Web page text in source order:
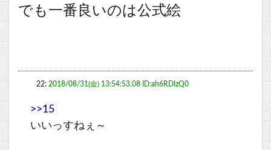
でも一番良いのは公式絵
22: 2018/08/31(金) 13:54:53.08 ID:ah6RDlzQ0
>>15
いいっすねぇ～